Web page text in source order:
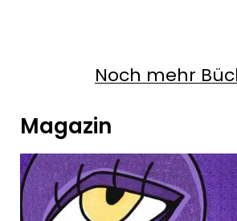
Noch mehr
Magazin